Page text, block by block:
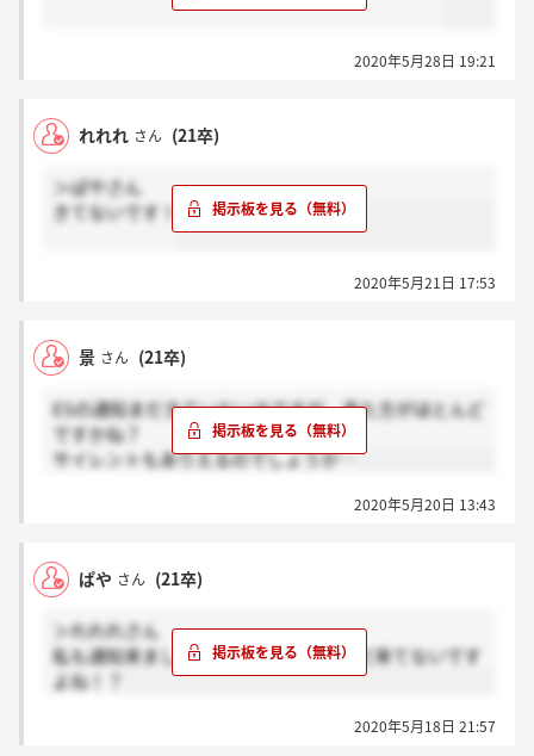
2020年5月28日 19:21
れれれ さん (21卒)
＞ぱやさん
きてないです！
2020年5月21日 17:53
景 さん (21卒)
ESの通知まだきていないのですが、来た方がほとんど
ですかね？
サイレントもありえるのでしょうか…
2020年5月20日 13:43
ぱや さん (21卒)
＞れれれさん
私も通知来ましたが、面接の連絡はまだ来てないです
よね！？
2020年5月18日 21:57